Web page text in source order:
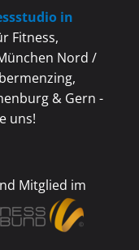
in
Fitness,
Nord /
& Gern -
uns!
Mitglied im